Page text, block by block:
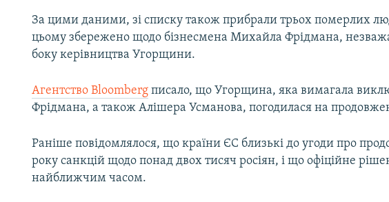
За цими даними, зі списку також прибрали трьох померлих
цьому збережено щодо бізнесмена Михайла Фрідмана,
боку керівництва Угорщини.
Агентство Bloomberg писало, що Угорщина, яка вимагала
Фрідмана, а також Алішера Усманова, погодилася на
Раніше повідомлялося, що країни ЄС близькі до угоди про
року санкцій щодо понад двох тисяч росіян, і що офіційне
найближчим часом.